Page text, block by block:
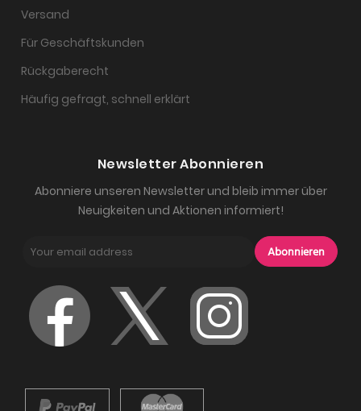
Versand
Für Geschäftskunden
Rückgaberecht
Häufig gefragt, schnell erklärt
Newsletter Abonnieren
Abonniere unseren Newsletter und bleib immer über
Neuigkeiten und Aktionen informiert!
Abonnieren